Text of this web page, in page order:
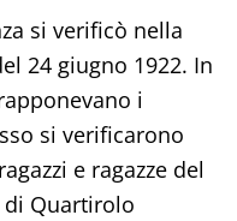
si verificò nella
24 giugno 1922. In
i
si verificarono
e ragazze del
di Quartirolo